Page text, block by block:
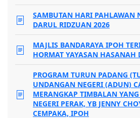
SAMBUTAN HARI PAHLAWAN
DARUL RIDZUAN 2026
MAJLIS BANDARAYA IPOH
HORMAT YAYASAN HASANAH
PROGRAM TURUN PADANG
UNDANGAN NEGERI (ADUN)
MERANGKAP TIMBALAN
NEGERI PERAK, YB JENNY
CEMPAKA, IPOH